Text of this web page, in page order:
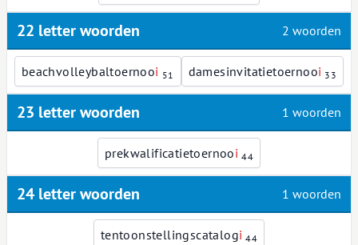
22 letter woorden 2 woorden
beachvolleybaltoernooi 51 damesinvitatietoernooi 33
23 letter woorden 1 woorden
prekwalificatietoernooi 44
24 letter woorden 1 woorden
tentoonstellingscatalogi 44